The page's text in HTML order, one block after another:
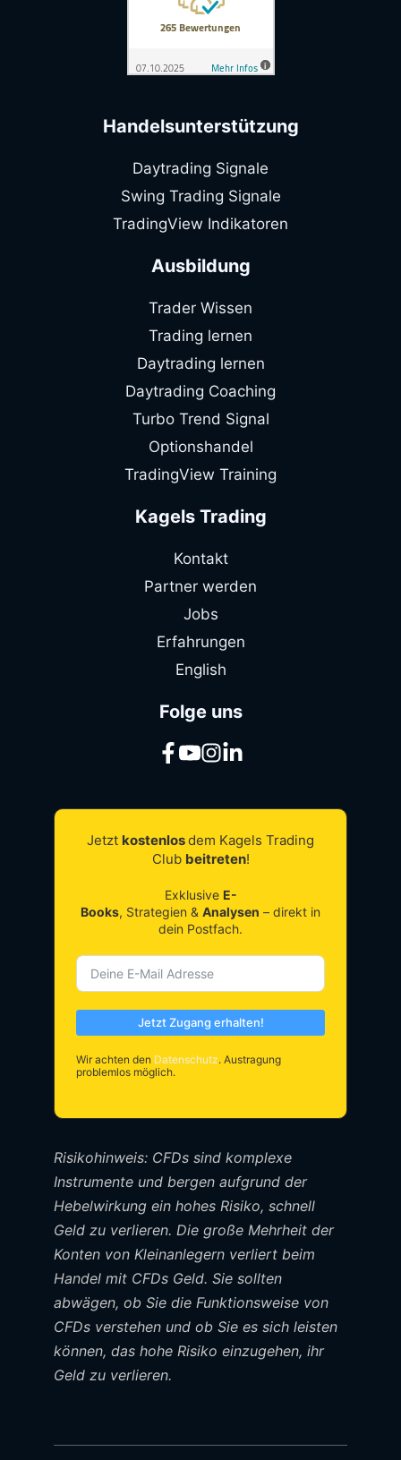
Handelsunterstützung
Daytrading Signale
Swing Trading Signale
TradingView Indikatoren
Ausbildung
Trader Wissen
Trading lernen
Daytrading lernen
Daytrading Coaching
Turbo Trend Signal
Optionshandel
TradingView Training
Kagels Trading
Kontakt
Partner werden
Jobs
Erfahrungen
English
Folge uns
Jetzt kostenlosdem Kagels Trading
Club beitreten!
Exklusive E-
Books, Strategien & Analysen – direkt in
dein Postfach.
Jetzt Zugang erhalten!
Wir achten den Datenschutz. Austragung
problemlos möglich.
Risikohinweis: CFDs sind komplexe
Instrumente und bergen aufgrund der
Hebelwirkung ein hohes Risiko, schnell
Geld zu verlieren. Die große Mehrheit der
Konten von Kleinanlegern verliert beim
Handel mit CFDs Geld. Sie sollten
abwägen, ob Sie die Funktionsweise von
CFDs verstehen und ob Sie es sich leisten
können, das hohe Risiko einzugehen, ihr
Geld zu verlieren.